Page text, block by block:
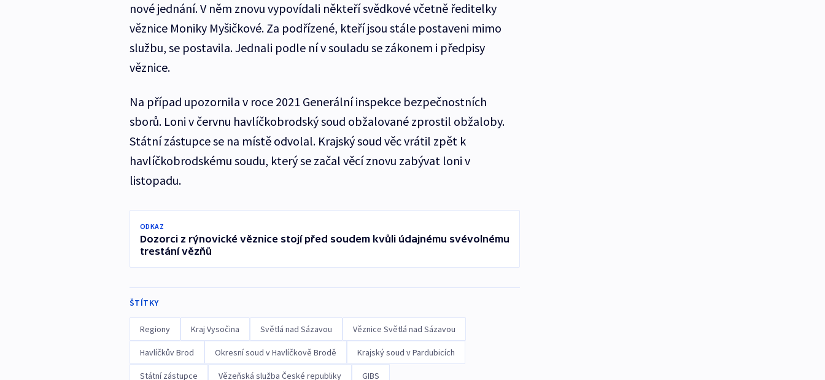
nové jednání. V něm znovu vypovídali někteří svědkové včetně ředitelky
věznice Moniky Myšičkové. Za podřízené, kteří jsou stále postaveni mimo
službu, se postavila. Jednali podle ní v souladu se zákonem i předpisy
věznice.
Na případ upozornila v roce 2021 Generální inspekce bezpečnostních
sborů. Loni v červnu havlíčkobrodský soud obžalované zprostil obžaloby.
Státní zástupce se na místě odvolal. Krajský soud věc vrátil zpět k
havlíčkobrodskému soudu, který se začal věcí znovu zabývat loni v
listopadu.
ODKAZ
Dozorci z rýnovické věznice stojí před soudem kvůli údajnému svévolnému
trestání vězňů
ŠTÍTKY
Regiony Kraj Vysočina Světlá nad Sázavou Věznice Světlá nad Sázavou
Havlíčkův Brod Okresní soud v Havlíčkově Brodě Krajský soud v Pardubicích
Státní zástupce Vězeňská služba České republiky GIBS